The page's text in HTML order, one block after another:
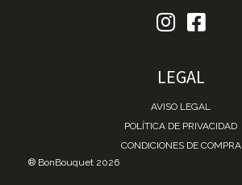
LEGAL
AVISO LEGAL
POLÍTICA DE PRIVACIDAD
CONDICIONES DE COMPRA
® BonBouquet 2026